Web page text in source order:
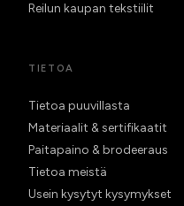
Reilun kaupan tekstiilit
TIETOA
Tietoa puuvillasta
Materiaalit & sertifikaatit
Paitapaino & brodeeraus
Tietoa meistä
Usein kysytyt kysymykset